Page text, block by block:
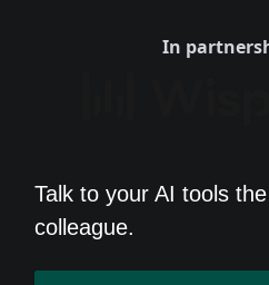
In
Talk to your AI tools
colleague.